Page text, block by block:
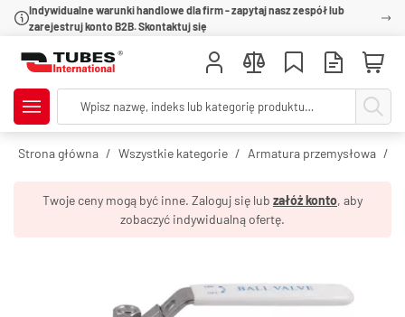
Indywidualne warunki handlowe dla firm - zapytaj nasz zespół lub
zarejestruj konto B2B. Skontaktuj się
Strona główna Wszystkie kategorie Armatura przemysłowa
Twoje ceny mogą być inne. Zaloguj się lub załóż konto, aby
zobaczyć indywidualną ofertę.